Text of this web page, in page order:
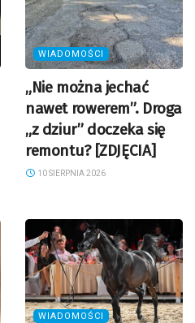
WIADOMOŚCI
„Nie można jechać
nawet rowerem”. Droga
„z dziur” doczeka się
remontu? [ZDJĘCIA]
10 SIERPNIA 2026
WIADOMOŚCI